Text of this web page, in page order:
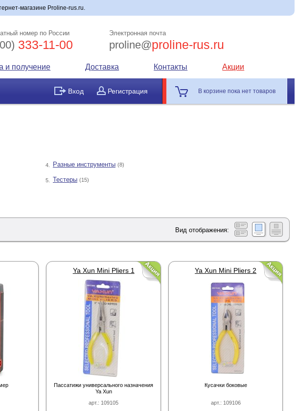
магазине Proline-rus.ru.
номер по России
333-11-00
Электронная почта
proline@proline-rus.ru
и получение Доставка Контакты Акции
Вход Регистрация В корзине пока нет товаров
4. Разные инструменты (8)
5. Тестеры (15)
Вид отображения:
арт.: 109105
Ya Xun Mini Pliers 1
Пассатижи универсального назначения
Ya Xun
арт.: 109106
Ya Xun Mini Pliers 2
Кусачки боковые